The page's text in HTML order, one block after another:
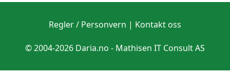
Regler / Personvern | Kontakt oss
© 2004-2026 Daria.no - Mathisen IT Consult AS